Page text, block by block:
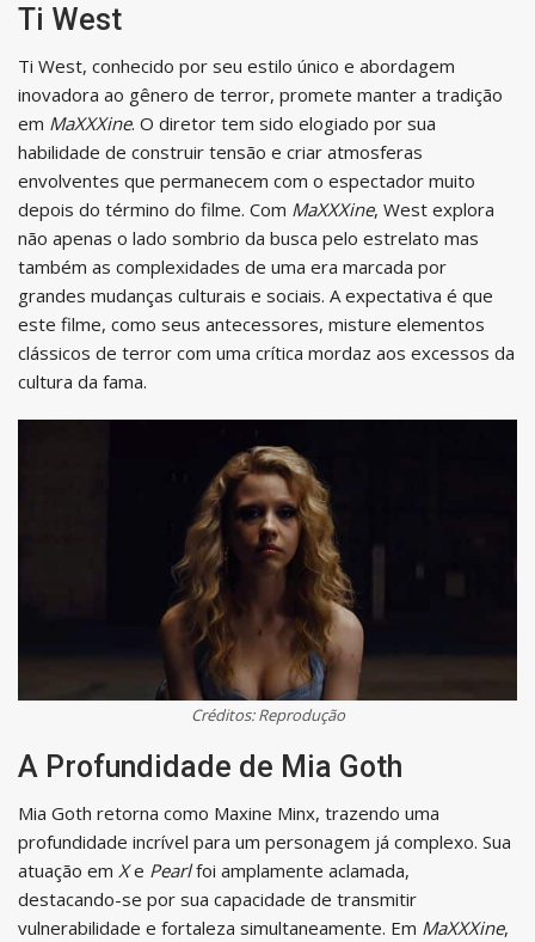
Ti West
Ti West, conhecido por seu estilo único e abordagem
inovadora ao gênero de terror, promete manter a tradição
em MaXXXine. O diretor tem sido elogiado por sua
habilidade de construir tensão e criar atmosferas
envolventes que permanecem com o espectador muito
depois do término do filme. Com MaXXXine, West explora
não apenas o lado sombrio da busca pelo estrelato mas
também as complexidades de uma era marcada por
grandes mudanças culturais e sociais. A expectativa é que
este filme, como seus antecessores, misture elementos
clássicos de terror com uma crítica mordaz aos excessos da
cultura da fama.
Créditos: Reprodução
A Profundidade de Mia Goth
Mia Goth retorna como Maxine Minx, trazendo uma
profundidade incrível para um personagem já complexo. Sua
atuação em Xe Pearlfoi amplamente aclamada,
destacando-se por sua capacidade de transmitir
vulnerabilidade e fortaleza simultaneamente. Em MaXXXine,